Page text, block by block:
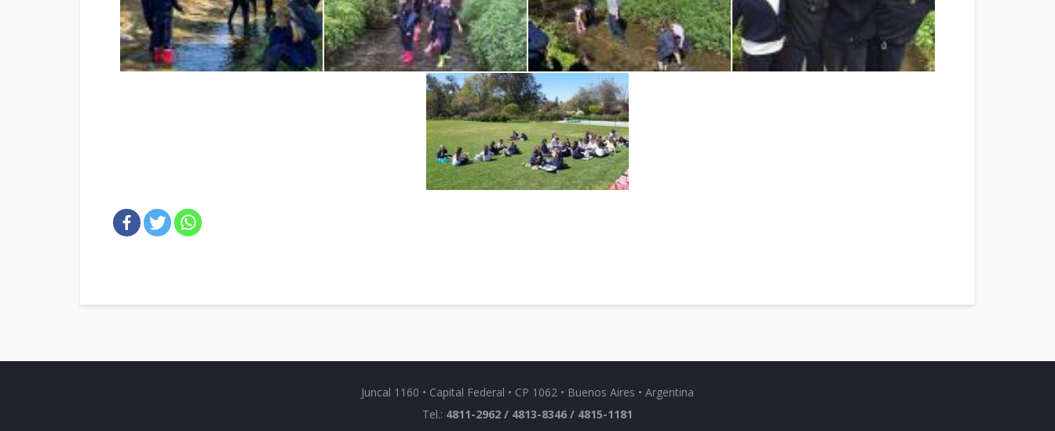
Juncal 1160 • Capital Federal • CP 1062 • Buenos Aires • Argentina
Tel.: 4811-2962 / 4813-8346 / 4815-1181